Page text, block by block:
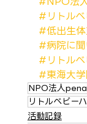
#リトル
#低出生
#病院に
#リトル
#東海大
NPO法人pena
リトルベビー
活動記録